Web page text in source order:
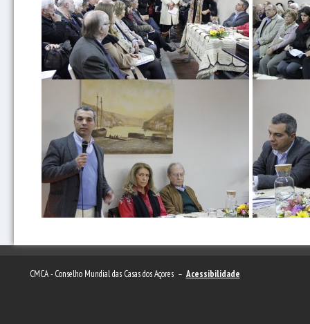
CMCA - Conselho Mundial das Casas dos Açores – Acessibilidade